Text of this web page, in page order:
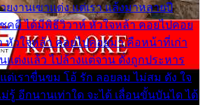
งานเขาแต่ง แต่เรา แล้งมาหลายปี
คดี ได้มีพิธีวิวาห์ หัวใจหล้า คอยไปคอย
หัวใจหล้า คอยไปคอยมา คือหน้าที่เก่า
แต่งแล้ว ไปล้างแต่จาน ดั่งถูกประหาร
ต่เราขื่นขม โอ้ รัก ลอยลม ไม่สม ดัง ใจ
รู้ อีกนานเท่าใด จะได้ เลื่อนขั้นบันได ได้